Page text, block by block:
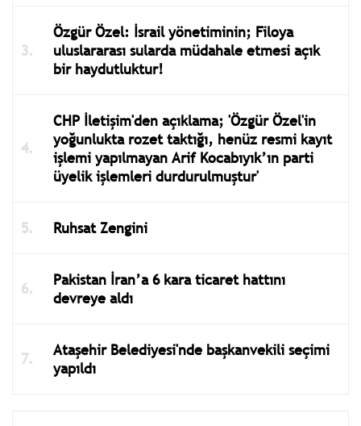
Özgür Özel: İsrail yönetiminin; Filoya
uluslararası sularda müdahale etmesi açık
bir haydutluktur!
CHP İletişim'den açıklama; 'Özgür Özel'in
yoğunlukta rozet taktığı, henüz resmi kayıt
işlemi yapılmayan Arif Kocabıyık’ın parti
üyelik işlemleri durdurulmuştur'
Ruhsat Zengini
Pakistan İran’a 6 kara ticaret hattını
devreye aldı
Ataşehir Belediyesi'nde başkanvekili seçimi
yapıldı